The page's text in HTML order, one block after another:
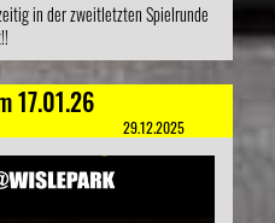
in der zweitletzten Spielrunde
17.01.26
29.12.2025